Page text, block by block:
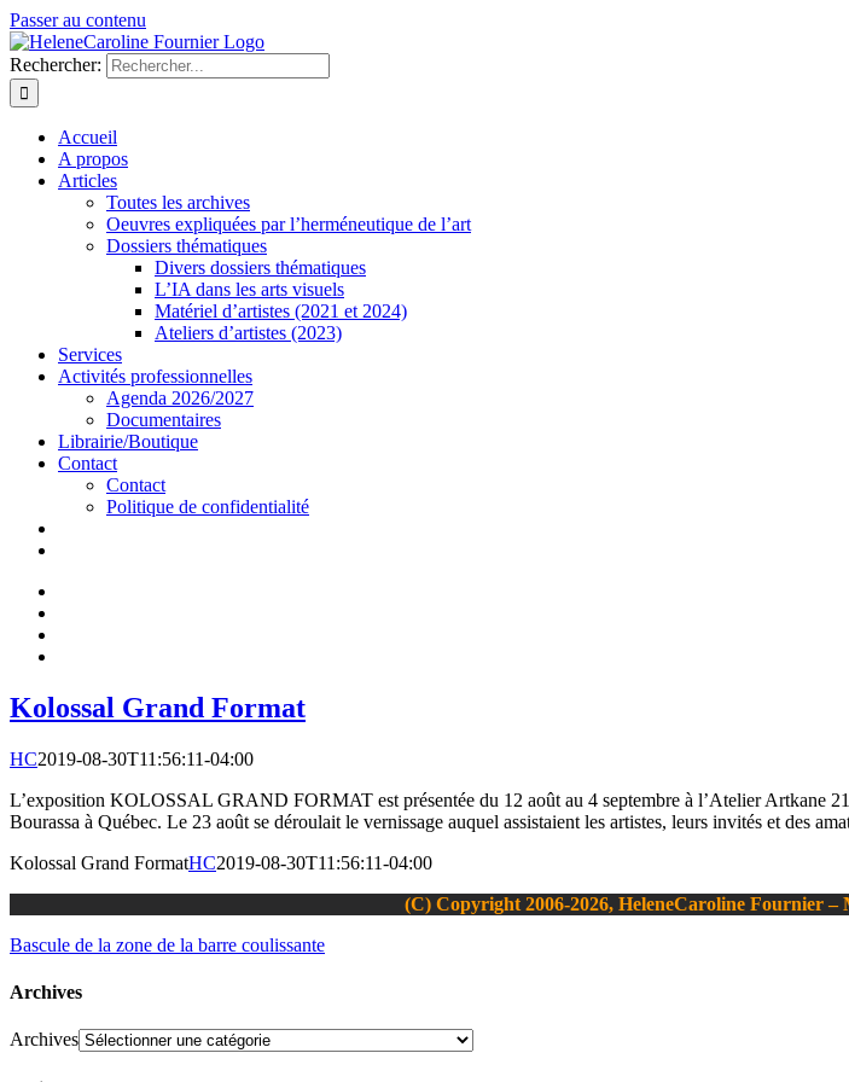
Passer au contenu
Rechercher:
Accueil
A propos
Articles
Toutes les archives
Oeuvres expliquées par l’herméneutique de l’art
Dossiers thématiques
Divers dossiers thématiques
L’IA dans les arts visuels
Matériel d’artistes (2021 et 2024)
Ateliers d’artistes (2023)
Services
Activités professionnelles
Agenda 2026/2027
Documentaires
Librairie/Boutique
Contact
Contact
Politique de confidentialité
Kolossal Grand Format
HC2019-08-30T11:56:11-04:00
L’exposition KOLOSSAL GRAND FORMAT est présentée du 12 août au 4 septembre à l’Atelier Artkane
Bourassa à Québec. Le 23 août se déroulait le vernissage auquel assistaient les artistes, leurs invités et des
Kolossal Grand FormatHC2019-08-30T11:56:11-04:00
(C) Copyright 2006-2026, HeleneCaroline Fournier –
Bascule de la zone de la barre coulissante
Archives
Archives